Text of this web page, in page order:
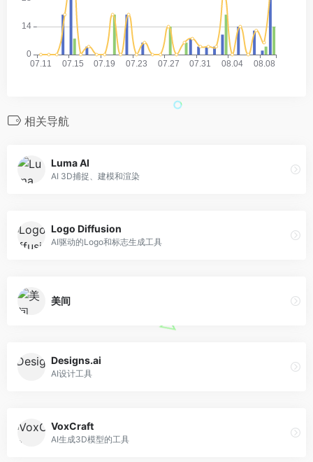
相关导航
Luma AI
AI 3D捕捉、建模和渲染
Logo Diffusion
AI驱动的Logo和标志生成工具
美间
Designs.ai
AI设计工具
VoxCraft
AI生成3D模型的工具